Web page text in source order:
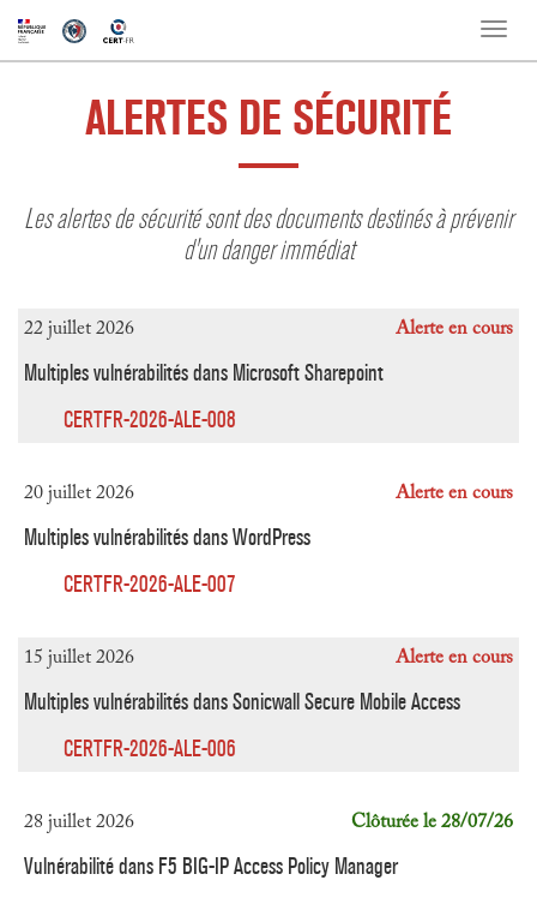
Toggle
ALERTES DE SÉCURITÉ
Les alertes de sécurité sont des documents destinés à prévenir
d'un danger immédiat
22 juillet 2026
CERTFR-2026-ALE-008
Multiples vulnérabilités dans Microsoft Sharepoint
Alerte en cours
20 juillet 2026
CERTFR-2026-ALE-007
Multiples vulnérabilités dans WordPress
Alerte en cours
15 juillet 2026
CERTFR-2026-ALE-006
Multiples vulnérabilités dans Sonicwall Secure Mobile Access
Alerte en cours
28 juillet 2026
Vulnérabilité dans F5 BIG-IP Access Policy Manager
Clôturée le 28/07/26